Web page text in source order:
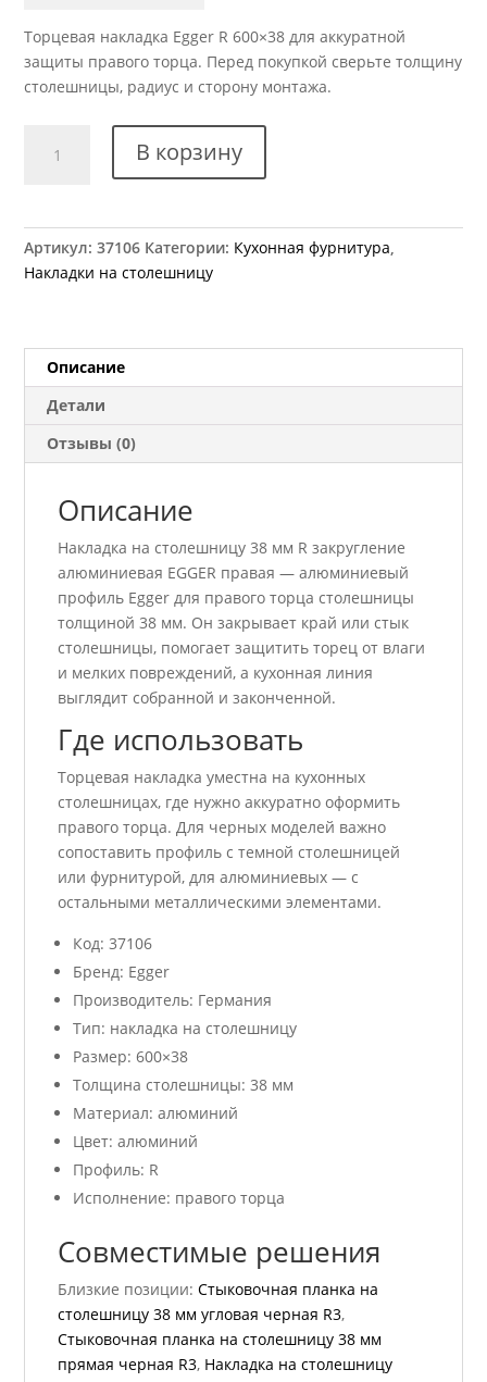
Торцевая накладка Egger R 600×38 для аккуратной
защиты правого торца. Перед покупкой сверьте толщину
столешницы, радиус и сторону монтажа.
товара
38
алюминиевая
EGGER
правая
В корзину
Артикул:37106 Категории: Кухонная фурнитура
Накладки на столешницу
Описание
Детали
Отзывы (0)
Описание
Накладка на столешницу 38 мм R закругление
алюминиевая EGGER правая — алюминиевый
профиль Egger для правого торца столешницы
толщиной 38 мм. Он закрывает край или стык
столешницы, помогает защитить торец от влаги
и мелких повреждений, а кухонная линия
выглядит собранной и законченной.
Где использовать
Торцевая накладка уместна на кухонных
столешницах, где нужно аккуратно оформить
правого торца. Для черных моделей важно
сопоставить профиль с темной столешницей
или фурнитурой, для алюминиевых — с
остальными металлическими элементами.
Код: 37106
Бренд: Egger
Производитель: Германия
Тип: накладка на столешницу
Размер: 600×38
Толщина столешницы: 38 мм
Материал: алюминий
Цвет: алюминий
Профиль: R
Исполнение: правого торца
Совместимые решения
Близкие позиции:Стыковочная планка на
столешницу 38 мм угловая черная R3,
Стыковочная планка на столешницу 38 мм
прямая черная R3, Накладка на столешницу